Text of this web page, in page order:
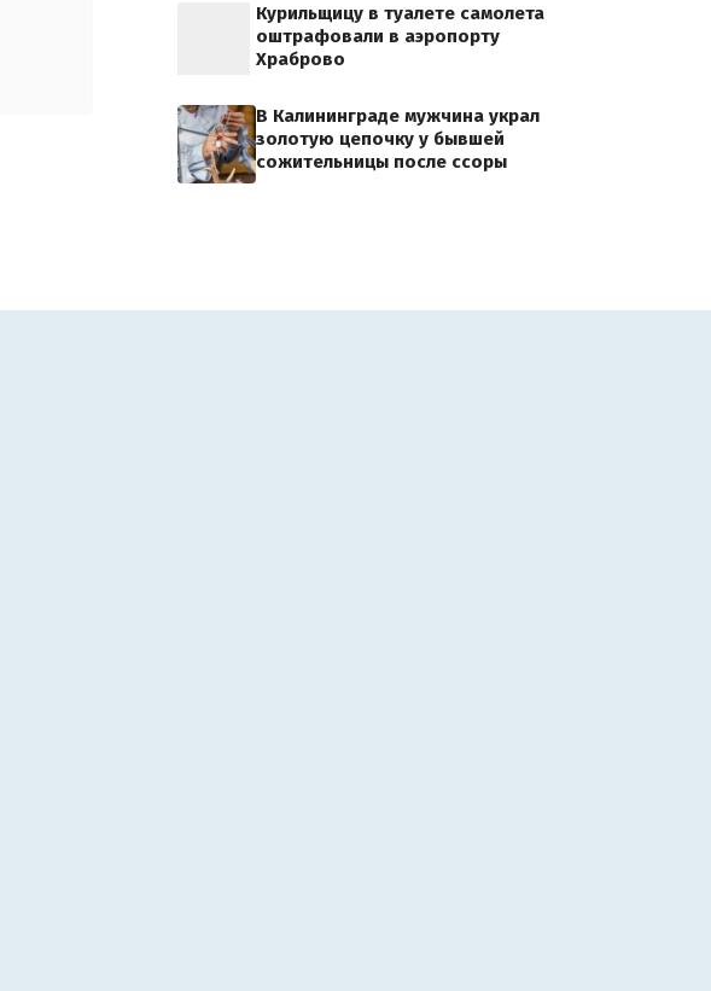
Курильщицу в туалете самолета
оштрафовали в аэропорту
Храброво
В Калининграде мужчина украл
золотую цепочку у бывшей
сожительницы после ссоры